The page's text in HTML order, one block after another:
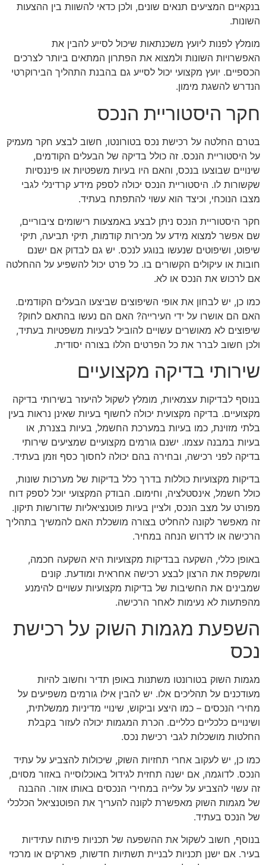
בנקאיים המציעים תנאים שונים, ולכן כדאי להשוות בין ההצעות
השונות.
מומלץ לפנות ליועץ משכנתאות שיכול לסייע להבין את
האפשרויות השונות ולמצוא את הפתרון המתאים ביותר לצרכים
הכספיים. יועץ מקצועי יכול לסייע גם בהבנת התהליך הבירוקרטי
הנדרש להשגת מימון.
חקר היסטוריית הנכס
בטרם החלטה על רכישת נכס בטורונטו, חשוב לבצע חקר מעמיק
על היסטוריית הנכס. זה כולל בדיקה של הבעלים הקודמים,
שינויים שבוצעו בנכס, והאם היו בעיות משפטיות או פיננסיות
שקשורות לו. היסטוריית הנכס יכולה לספק מידע קרדינלי לגבי
מצבו הנוכחי, וכיצד הוא עשוי להתפתח בעתיד.
חקר היסטוריית הנכס ניתן לבצע באמצעות רישומים ציבוריים,
שם אפשר למצוא מידע על מכירות קודמות, תיקי תביעה, תיקי
שיפוט, ושיפוטים שנעשו בנוגע לנכס. יש גם לבדוק אם ישנם
חובות או עיקולים הקשורים בו. כל פרט יכול להשפיע על ההחלטה
אם לרכוש את הנכס או לא.
כמו כן, יש לבחון את אופי השיפוצים שביצעו הבעלים הקודמים.
האם הם אושרו על ידי העירייה? האם הם נעשו בהתאם לחוק?
שיפוצים לא מאושרים עשויים להוביל לבעיות משפטיות בעתיד,
ולכן חשוב לברר את כל הפרטים הללו בצורה יסודית.
שירותי בדיקה מקצועיים
בנוסף לבדיקות עצמאיות, מומלץ לשקול להיעזר בשירותי בדיקה
מקצועיים. בדיקה מקצועית יכולה לחשוף בעיות שאינן נראות בעין
בלתי מזוינת, כמו בעיות במערכת החשמל, בעיות בצנרת, או
בעיות במבנה עצמו. ישנם גורמים מקצועיים שמציעים שירותי
בדיקה לפני רכישה, ובחירה בהם יכולה לחסוך כסף וזמן בעתיד.
בדיקות מקצועיות כוללות בדרך כלל בדיקות של מערכות שונות,
כולל חשמל, אינסטלציה, וחימום. הבודק המקצועי יוכל לספק דוח
מפורט על מצב הנכס, ולציין בעיות פוטנציאליות שדורשות תיקון.
זה מאפשר לקונה להחליט בצורה מושכלת האם להמשיך בתהליך
הרכישה או לדרוש הנחה במחיר.
באופן כללי, השקעה בבדיקות מקצועיות היא השקעה חכמה,
ומשקפת את הרצון לבצע רכישה אחראית ומודעת. קונים
שמבינים את החשיבות של בדיקות מקצועיות עשויים להימנע
מהפתעות לא נעימות לאחר הרכישה.
השפעת מגמות השוק על רכישת
נכס
מגמות השוק בטורונטו משתנות באופן תדיר וחשוב להיות
מעודכנים על תהליכים אלו. יש להבין אילו גורמים משפיעים על
מחירי הנכסים – כמו היצע וביקוש, שינויי מדיניות ממשלתית,
ושינויים כלכליים כלליים. הכרת המגמות יכולה לעזור בקבלת
החלטות מושכלות לגבי רכישת נכס.
כמו כן, יש לעקוב אחרי תחזיות השוק, שיכולות להצביע על עתיד
הנכס. לדוגמה, אם ישנה תחזית לגידול באוכלוסייה באזור מסוים,
זה עשוי להצביע על עלייה במחירי הנכסים באותו אזור. ההבנה
של מגמות השוק מאפשרת לקונה להעריך את הפוטנציאל הכלכלי
של הנכס בעתיד.
בנוסף, חשוב לשקול את ההשפעה של תכניות פיתוח עתידיות
בעיר. אם ישנן תכניות לבניית תשתיות חדשות, פארקים או מרכזי